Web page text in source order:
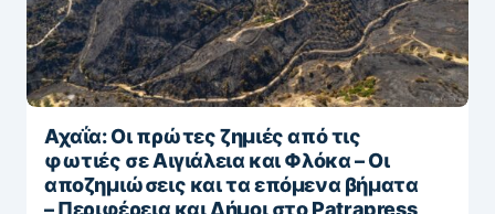
Αχαΐα: Οι πρώτες ζημιές από τις
φωτιές σε Αιγιάλεια και Φλόκα – Οι
αποζημιώσεις και τα επόμενα βήματα